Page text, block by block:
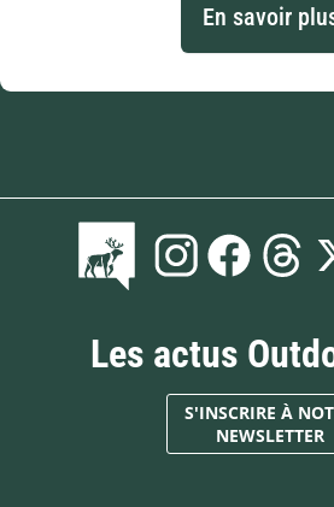
En savoir
Les actus
S'INSCRIRE À
NEWSLETTER